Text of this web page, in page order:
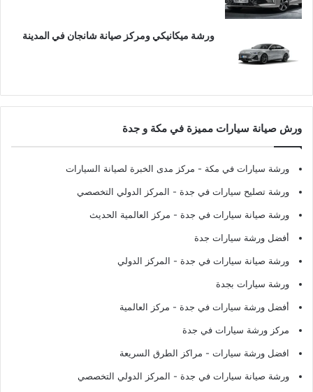
ورشة ميكانيكي ومركز صيانة شانجان في المدينة
ورش صيانة سيارات مميزة في مكة و جدة
ورشة سيارات في مكة - مركز مدى الخبرة لصيانة السيارات
ورشة تصليح سيارات في جدة - المركز الدولي التخصصي
ورشة صيانة سيارات في جدة - مركز العالمية الحديث
أفضل ورشة سيارات جدة
ورشة صيانة سيارات في جدة - المركز الدولي
ورشة سيارات بجدة
أفضل ورشة سيارات في جدة - مركز العالمية
مركز ورشة سيارات في جدة
افضل ورشة سيارات - مراكز الطرق السريعة
ورشة صيانة سيارات في جدة - المركز الدولي التخصصي